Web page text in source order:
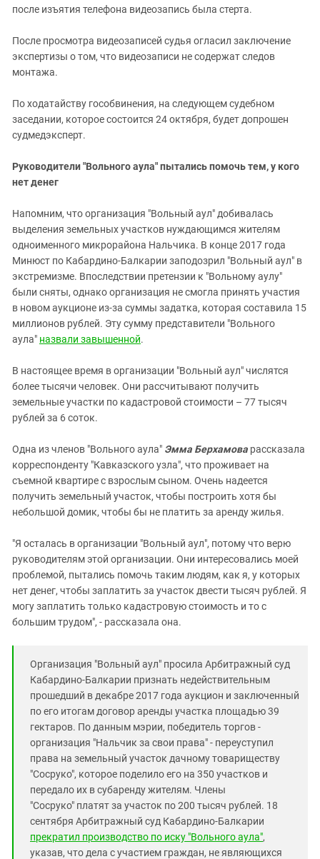
после изъятия телефона видеозапись была стерта.
После просмотра видеозаписей судья огласил заключение
экспертизы о том, что видеозаписи не содержат следов
монтажа.
По ходатайству гособвинения, на следующем судебном
заседании, которое состоится 24 октября, будет допрошен
судмедэксперт.
Руководители "Вольного аула" пытались помочь тем, у кого
нет денег
Напомним, что организация "Вольный аул" добивалась
выделения земельных участков нуждающимся жителям
одноименного микрорайона Нальчика. В конце 2017 года
Минюст по Кабардино-Балкарии заподозрил "Вольный аул" в
экстремизме. Впоследствии претензии к "Вольному аулу"
были сняты, однако организация не смогла принять участия
в новом аукционе из-за суммы задатка, которая составила 15
миллионов рублей. Эту сумму представители "Вольного
аула" назвали завышенной.
В настоящее время в организации "Вольный аул" числятся
более тысячи человек. Они рассчитывают получить
земельные участки по кадастровой стоимости – 77 тысяч
рублей за 6 соток.
Одна из членов "Вольного аула" Эмма Берхамова рассказала
корреспонденту "Кавказского узла", что проживает на
съемной квартире с взрослым сыном. Очень надеется
получить земельный участок, чтобы построить хотя бы
небольшой домик, чтобы бы не платить за аренду жилья.
"Я осталась в организации "Вольный аул", потому что верю
руководителям этой организации. Они интересовались моей
проблемой, пытались помочь таким людям, как я, у которых
нет денег, чтобы заплатить за участок двести тысяч рублей. Я
могу заплатить только кадастровую стоимость и то с
большим трудом", - рассказала она.
Организация "Вольный аул" просила Арбитражный суд
Кабардино-Балкарии признать недействительным
прошедший в декабре 2017 года аукцион и заключенный
по его итогам договор аренды участка площадью 39
гектаров. По данным мэрии, победитель торгов -
организация "Нальчик за свои права" - переуступил
права на земельный участок дачному товариществу
"Сосруко", которое поделило его на 350 участков и
передало их в субаренду жителям. Члены
"Сосруко" платят за участок по 200 тысяч рублей. 18
сентября Арбитражный суд Кабардино-Балкарии
прекратил производство по иску "Вольного аула",
указав, что дела с участием граждан, не являющихся